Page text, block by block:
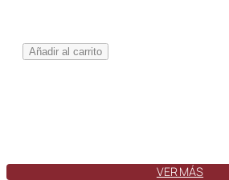
G
n
Añadir al carrito
VER MÁS